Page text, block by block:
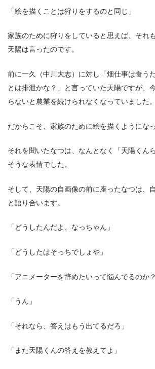
「絵を描くことは狩りをするのと同じ」
家族のために狩りをしていると思えば、それ
天陽は言ったのです。
前に一久（中川大志）に対し「畑仕事は食う
とは排泄かな？」と言っていた天陽ですが、
らないと農業を続けられなくなっていました。
だからこそ、家族のために絵を描くようにな
それを聞いたなつは、なんとなく「天陽くん
そうな表情でした。
そして、天陽の自画像の前に座ったなつは、
と語り合います。
「どうしたんだよ、なっちゃん」
「どうしたはそっちでしょや」
「アニメーターを辞めたいって悩んでるのか？
「うん」
「それなら、答えはもう出てるだろ」
「また天陽くんの答えを教えてよ」